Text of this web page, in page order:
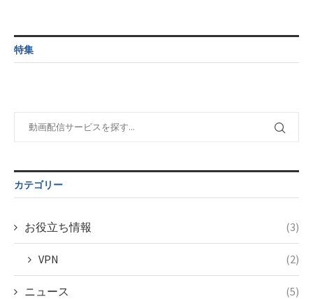
child/post-
formats/format-
tax.phpon
Warning:
Undefined
variable
child/post-
line34
©フジテレビ
child/post-
formats/format-
Warning:
$post_id in
/home/c4607168/public_html/osusume-
doga.com/wp-
child/post-
tax.php
line34
©フジテレビ
特集
カテゴリー
お役立ち情報 (3)
VPN (2)
ニュース (5)